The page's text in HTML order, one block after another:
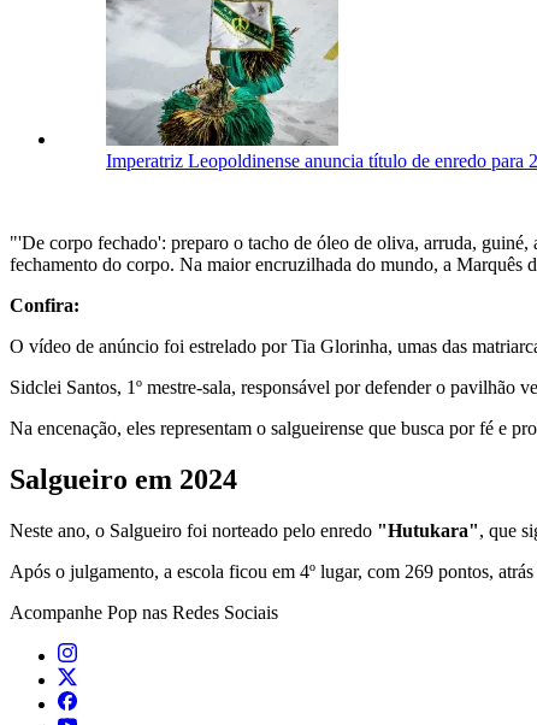
Imperatriz Leopoldinense anuncia título de enredo para
"'De corpo fechado': preparo o tacho de óleo de oliva, arruda,
fechamento do corpo. Na maior encruzilhada do mundo, a Marquês
Confira:
O vídeo de anúncio foi estrelado por Tia Glorinha, umas das
Sidclei Santos, 1º mestre-sala, responsável por defender o pavilhão
Na encenação, eles representam o salgueirense que busca por fé e
Salgueiro em 2024
Neste ano, o Salgueiro foi norteado pelo enredo "Hutukara", que
Após o julgamento, a escola ficou em 4º lugar, com 269 pontos,
Acompanhe Pop nas Redes Sociais